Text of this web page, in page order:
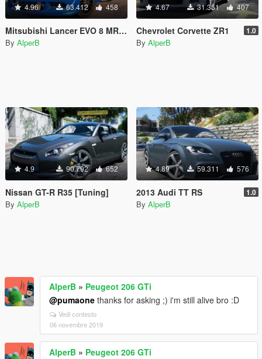
4.96 63.412 458
Mitsubishi Lancer EVO 8 MR [Tuning]
By AlperB
4.67 31.351 407
Chevrolet Corvette ZR1 1.0
By AlperB
4.9 90.792 652
Nissan GT-R R35 [Tuning]
By AlperB
4.89 59.311 576
2013 Audi TT RS 1.0
By AlperB
AlperB » Peugeot 206 GTi
@pumaone thanks for asking ;) i'm still alive bro :D
Vedi contesto
06 novembre 2019
AlperB » Peugeot 206 GTi